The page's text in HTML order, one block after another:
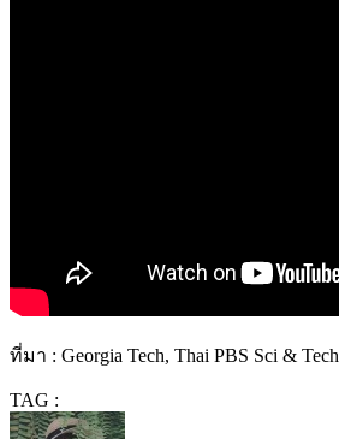
ที่มา : Georgia Tech, Thai PBS Sci & Tech
TAG :